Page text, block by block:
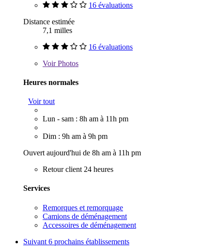
16 évaluations
Distance estimée
7,1 milles
16 évaluations
VoirPhotos
Heures normales
Voir tout
Lun - sam : 8h am à 11h pm
Dim : 9h am à 9h pm
Ouvert aujourd'hui de 8h am à 11h pm
Retour client 24 heures
Services
Remorques et remorquage
Camions de déménagement
Accessoires de déménagement
Suivant 6 prochains établissements